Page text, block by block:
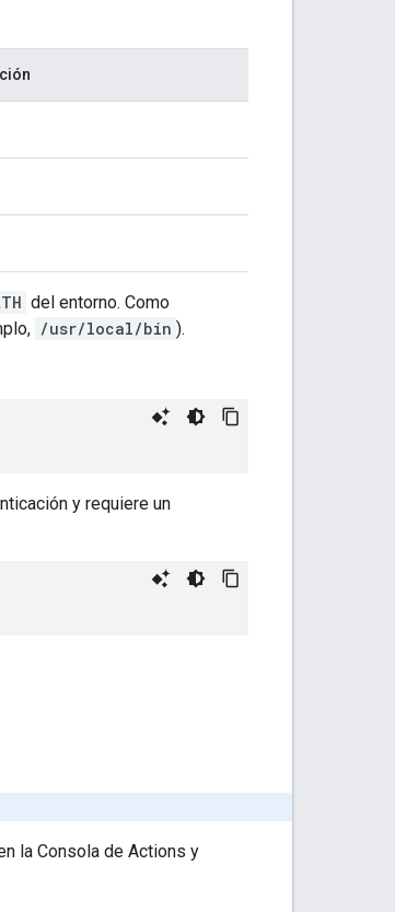
del entorno. Como
/usr/local/bin ).
y requiere un
la Consola de Actions y